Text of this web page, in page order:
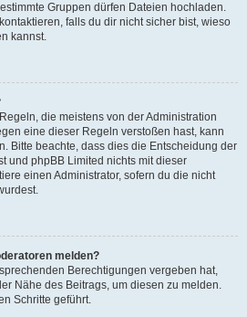
Gruppen dürfen Dateien hochladen.
falls du dir nicht sicher bist, wieso
kannst.
die meistens von der Administration
eine dieser Regeln verstoßen hast, kann
Bitte beachte, dass dies die Entscheidung der
und phpBB Limited nichts mit dieser
einen Administrator, sofern du die nicht
melden?
Berechtigungen vergeben hat,
Nähe des Beitrags, um diesen zu melden.
Schritte geführt.